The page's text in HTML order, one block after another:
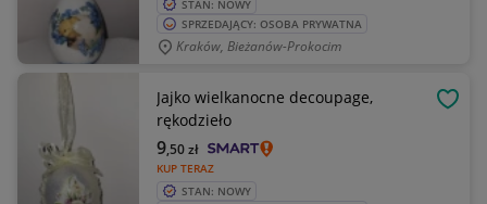
STAN: NOWY
SPRZEDAJĄCY: OSOBA PRYWATNA
Kraków, Bieżanów-Prokocim
Jajko wielkanocne decoupage,
rękodzieło
KUP TERAZ
9,50zł
STAN: NOWY